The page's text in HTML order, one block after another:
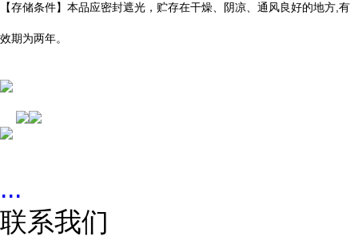
【存储条件】本品应密封遮光，贮存在干燥、阴凉、通风良好的地方,有
效期为两年。
...
联系我们